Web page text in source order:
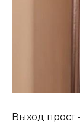
Выход прост